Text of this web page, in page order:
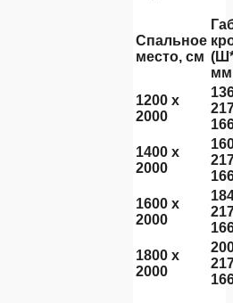
Спальное
место, см
мм
1200 х
2000
1400 х
2000
1600 х
2000
1800 х
2000